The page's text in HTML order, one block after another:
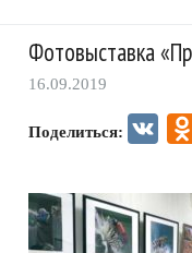
Фотовыставка
16.09.2019
Поделиться: VK